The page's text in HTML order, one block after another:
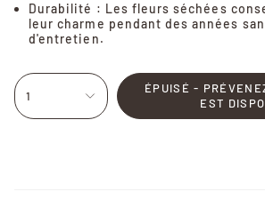
Durabilité : Les fleurs séchées
leur charme pendant des années
d'entretien.
1
ÉPUISÉ -
EST